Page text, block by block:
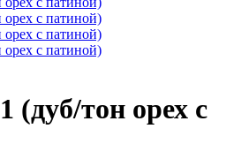
(дуб/тон орех с